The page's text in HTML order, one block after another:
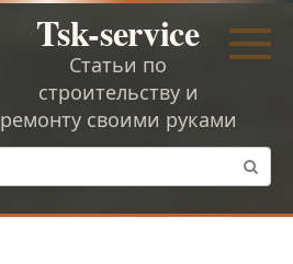
Tsk-service
Статьи по
строительству и
ремонту своими руками